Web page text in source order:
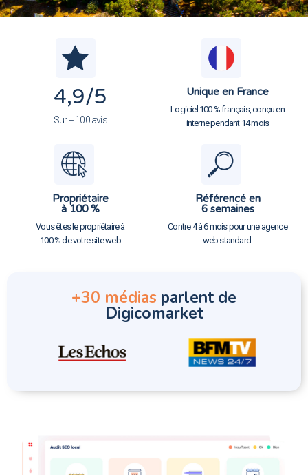
4,9/5
Sur + 100 avis
Unique en France
Logiciel 100 % français, conçu en
interne pendant 14 mois
Propriétaire
à 100 %
Vous êtes le propriétaire à
100 % de votre site web
Référencé en
6 semaines
Contre 4 à 6 mois pour une agence
web standard.
+30 médias parlent de
Digicomarket